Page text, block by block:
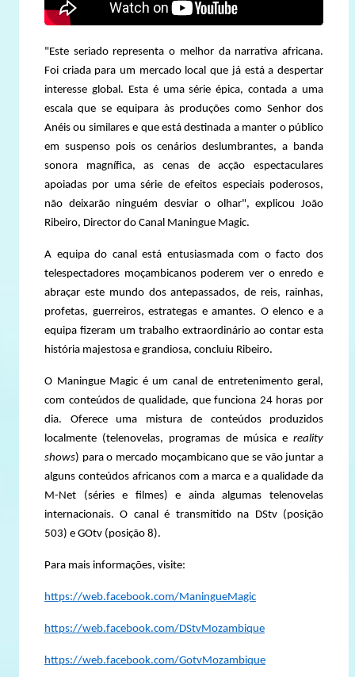
"Este seriado representa o melhor da narrativa africana.
Foi criada para um mercado local que já está a despertar
interesse global. Esta é uma série épica, contada a uma
escala que se equipara às produções como Senhor dos
Anéis ou similares e que está destinada a manter o público
em suspenso pois os cenários deslumbrantes, a banda
sonora magnífica, as cenas de acção espectaculares
apoiadas por uma série de efeitos especiais poderosos,
não deixarão ninguém desviar o olhar", explicou João
Ribeiro, Director do Canal Maningue Magic.
A equipa do canal está entusiasmada com o facto dos
telespectadores moçambicanos poderem ver o enredo e
abraçar este mundo dos antepassados, de reis, rainhas,
profetas, guerreiros, estrategas e amantes. O elenco e a
equipa fizeram um trabalho extraordinário ao contar esta
história majestosa e grandiosa, concluiu Ribeiro.
O Maningue Magic é um canal de entretenimento geral,
com conteúdos de qualidade, que funciona 24 horas por
dia. Oferece uma mistura de conteúdos produzidos
localmente (telenovelas, programas de música e reality
shows) para o mercado moçambicano que se vão juntar a
alguns conteúdos africanos com a marca e a qualidade da
M-Net (séries e filmes) e ainda algumas telenovelas
internacionais. O canal é transmitido na DStv (posição
503) e GOtv (posição 8).
Para mais informações, visite:
https://web.facebook.com/ManingueMagic
https://web.facebook.com/DStvMozambique
https://web.facebook.com/GotvMozambique